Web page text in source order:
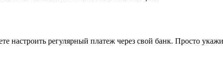
настроить регулярный платеж через свой банк. Просто